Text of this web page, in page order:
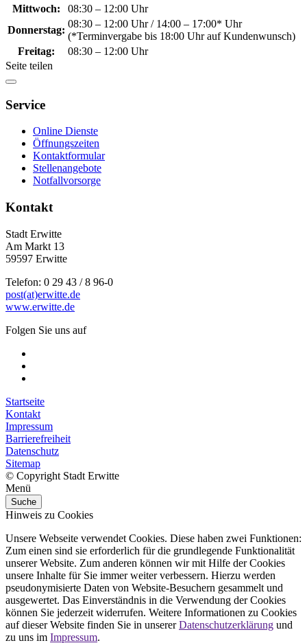
Mittwoch:
08:30 – 12:00 Uhr
Donnerstag:
08:30 – 12:00 Uhr / 14:00 – 17:00* Uhr
(*Terminvergabe bis 18:00 Uhr auf Kundenwunsch)
Freitag:
08:30 – 12:00 Uhr
Seite teilen
Service
Online Dienste
Öffnungszeiten
Kontaktformular
Stellenangebote
Notfallvorsorge
Kontakt
Stadt Erwitte
Am Markt 13
59597 Erwitte
Telefon: 0 29 43 / 8 96-0
post(at)erwitte.de
www.erwitte.de
Folgen Sie uns auf
Startseite
Kontakt
Impressum
Barrierefreiheit
Datenschutz
Sitemap
© Copyright Stadt Erwitte
Menü
Suche
Hinweis zu Cookies
Unsere Webseite verwendet Cookies. Diese haben zwei Funktionen:
Zum einen sind sie erforderlich für die grundlegende Funktionalität
unserer Website. Zum anderen können wir mit Hilfe der Cookies
unsere Inhalte für Sie immer weiter verbessern. Hierzu werden
pseudonymisierte Daten von Website-Besuchern gesammelt und
ausgewertet. Das Einverständnis in die Verwendung der Cookies
können Sie jederzeit widerrufen. Weitere Informationen zu Cookies
auf dieser Website finden Sie in unsererDatenschutzerklärung und
zu uns im Impressum.